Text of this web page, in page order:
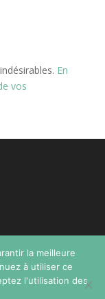
En
vos
la meilleure
à utiliser ce
l'utilisation des